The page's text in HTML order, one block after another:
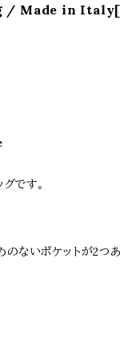
in Italy[b-
です。
ないポケットが2つあ